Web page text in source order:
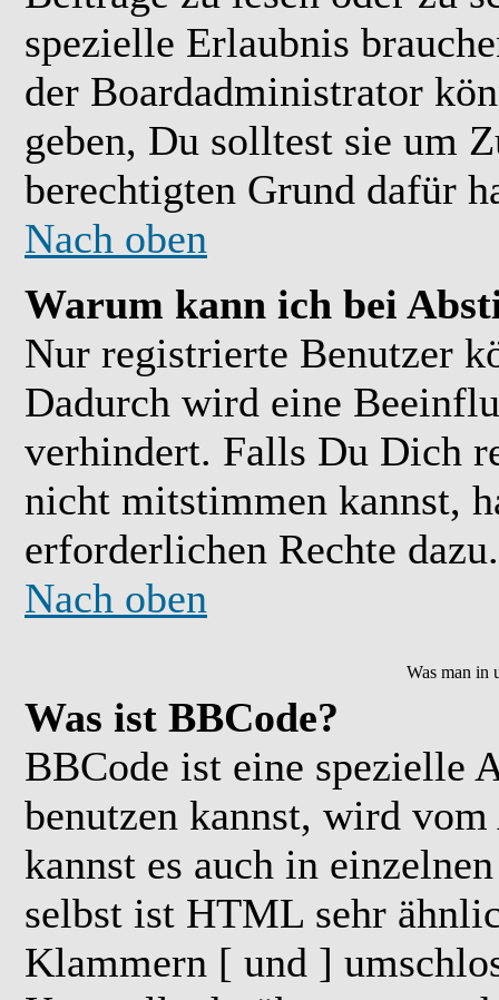
spezielle Erlaubnis
der Boardadministrator
geben, Du solltest sie um
berechtigten Grund dafür
Nach oben
Warum kann ich bei
Nur registrierte Benutzer
Dadurch wird eine
verhindert. Falls Du Dich
nicht mitstimmen kannst,
erforderlichen Rechte dazu.
Nach oben
Was man in
Was ist BBCode?
BBCode ist eine spezielle
benutzen kannst, wird
kannst es auch in
selbst ist HTML sehr
Klammern [ und ]